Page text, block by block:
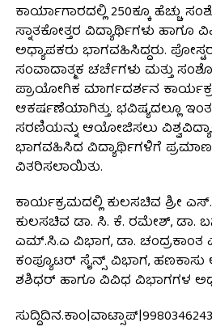
ಕಾರ್ಯಾಗಾರದಲ್ಲಿ 250ಕ್ಕೂ ಹೆಚ್ಚು
ಸ್ನಾತಕೋತ್ತರ ವಿದ್ಯಾರ್ಥಿಗಳು ಹಾಗೂ
ಅಧ್ಯಾಪಕರು ಭಾಗವಹಿಸಿದ್ದರು.
ಸಂವಾದಾತ್ಮಕ ಚರ್ಚೆಗಳು ಮತ್ತು
ಪ್ರಾಯೋಗಿಕ ಮಾರ್ಗದರ್ಶನ
ಆಕರ್ಷಣೆಯಾಗಿತ್ತು. ಭವಿಷ್ಯದಲ್ಲೂ
ಸರಣಿಯನ್ನು ಆಯೋಜಿಸಲು
ಭಾಗವಹಿಸಿದ ವಿದ್ಯಾರ್ಥಿಗಳಿಗೆ
ವಿತರಿಸಲಾಯಿತು.
ಕಾರ್ಯಕ್ರಮದಲ್ಲಿ ಕುಲಸಚಿವ ಶ್ರೀ ಎಸ್.
ಕುಲಸಚಿವ ಡಾ. ಸಿ. ಕೆ. ರಮೇಶ್, ಡಾ.
ಎಮ್.ಸಿ.ಎ ವಿಭಾಗ, ಡಾ. ಚಂದ್ರಕಾಂತ
ಕಂಪ್ಯೂಟರ್ ಸೈನ್ಸ್ ವಿಭಾಗ,
ಶಶಿಧರ್ ಹಾಗೂ ವಿವಿಧ ವಿಭಾಗಗಳ
ಸುದ್ದಿದಿನ.ಕಾಂ|ವಾಟ್ಸಾಪ್|9980346243